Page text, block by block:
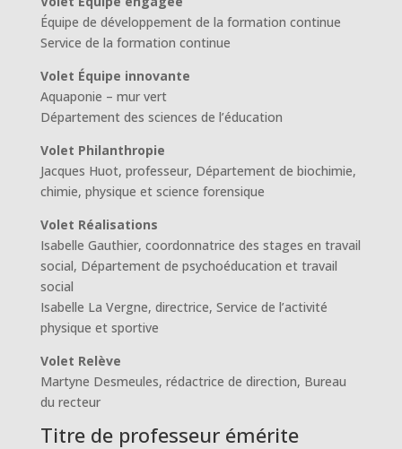
Équipe de développement de la formation continue
Service de la formation continue
Volet Équipe innovante
Aquaponie – mur vert
Département des sciences de l’éducation
Volet Philanthropie
Jacques Huot, professeur, Département de biochimie,
chimie, physique et science forensique
Volet Réalisations
Isabelle Gauthier, coordonnatrice des stages en travail
social, Département de psychoéducation et travail
social
Isabelle La Vergne, directrice, Service de l’activité
physique et sportive
Volet Relève
Martyne Desmeules, rédactrice de direction, Bureau
du recteur
Titre de professeur émérite